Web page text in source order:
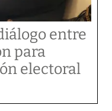
entre
para
electoral